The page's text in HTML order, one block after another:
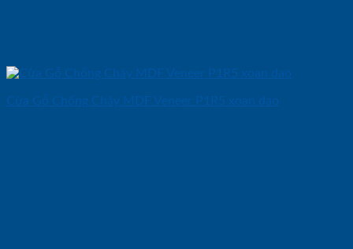
Cửa Gỗ Chống Cháy MDF Veneer P1R5 xoan dao